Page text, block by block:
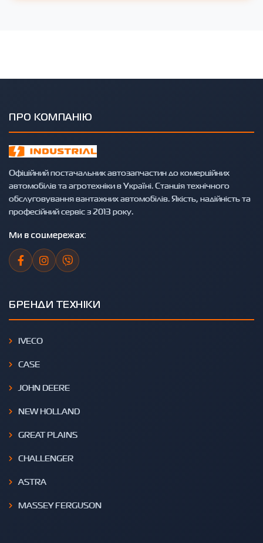
ПРО КОМПАНІЮ
Офіційний постачальник автозапчастин до комерційних
автомобілів та агротехніки в Україні. Станція технічного
обслуговування вантажних автомобілів. Якість, надійність та
професійний сервіс з 2013 року.
Ми в соцмережах:
БРЕНДИ ТЕХНІКИ
IVECO
CASE
JOHN DEERE
NEW HOLLAND
GREAT PLAINS
CHALLENGER
ASTRA
MASSEY FERGUSON